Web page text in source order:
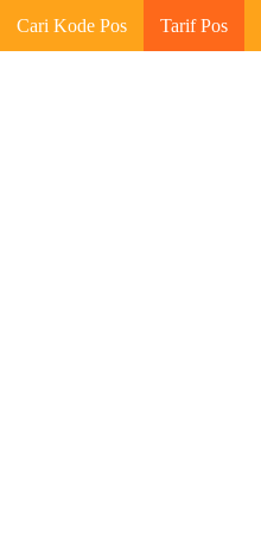
Cari Kode Pos Tarif Pos